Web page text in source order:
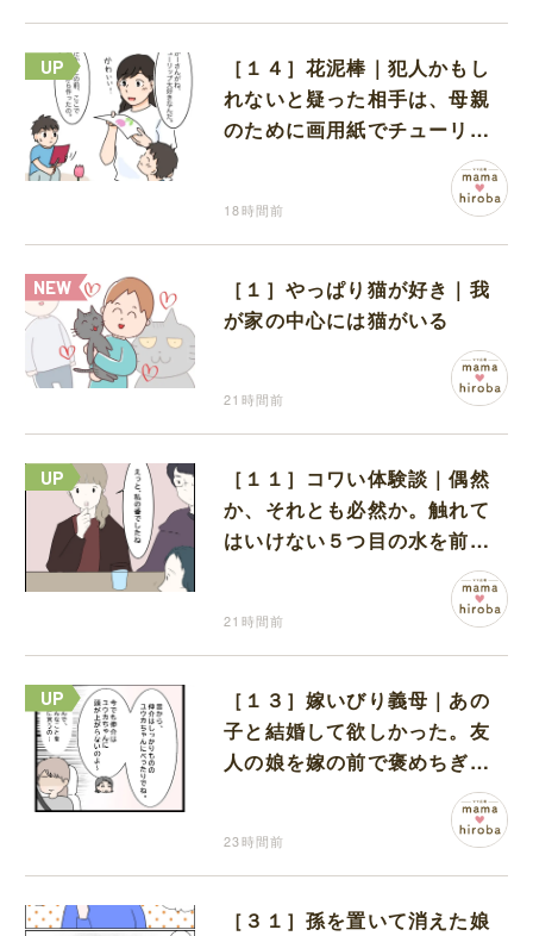
［１４］花泥棒｜犯人かもし
れないと疑った相手は、母親
のために画用紙でチューリッ
プを作っていただけだった
18時間前
［１］やっぱり猫が好き｜我
が家の中心には猫がいる
21時間前
［１１］コワい体験談｜偶然
か、それとも必然か。触れて
はいけない５つ目の水を前に
21時間前
［１３］嫁いびり義母｜あの
子と結婚して欲しかった。友
人の娘を嫁の前で褒めちぎる
23時間前
［３１］孫を置いて消えた娘